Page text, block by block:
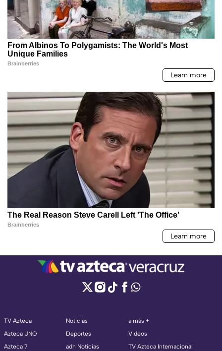
TV Azteca
Azteca UNO
Azteca 7
Noticias
Deportes
adn Noticias
a más +
Videos
TV Azteca Internacional